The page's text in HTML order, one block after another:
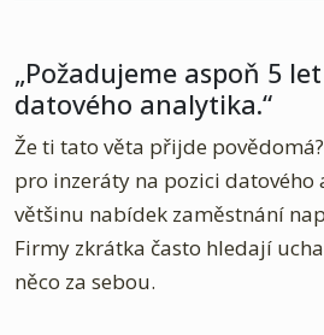
„Požadujeme aspoň 5
datového analytika.“
Že ti tato věta přijde
pro inzeráty na pozici datového
většinu nabídek zaměstnání
Firmy zkrátka často hledají
něco za sebou.